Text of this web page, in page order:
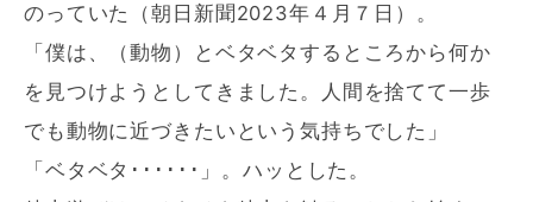
のっていた（朝日新聞2023年４月７日）。
「僕は、（動物）とベタベタするところから何か
を見つけようとしてきました。人間を捨てて一歩
でも動物に近づきたいという気持ちでした」
「ベタベタ･･････」。ハッとした。